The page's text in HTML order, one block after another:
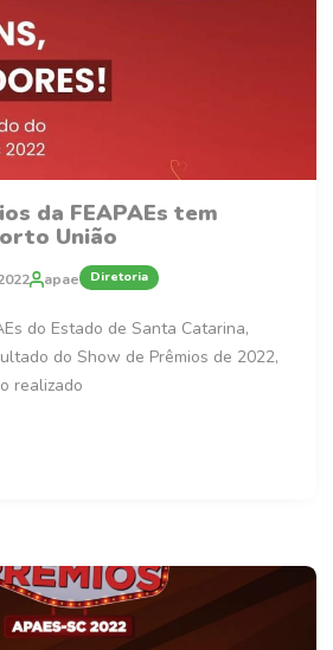
da FEAPAEs tem
União
apae Diretoria
do Estado de Santa Catarina,
do Show de Prêmios de 2022,
realizado